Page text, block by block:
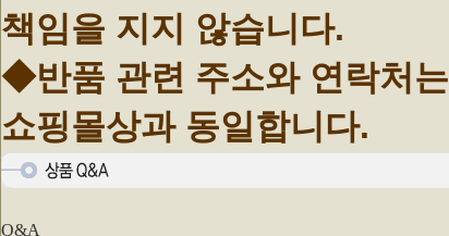
책임을 지지 않습니다.
◆반품 관련 주소와 연락처는
쇼핑몰상과 동일합니다.
Q&A